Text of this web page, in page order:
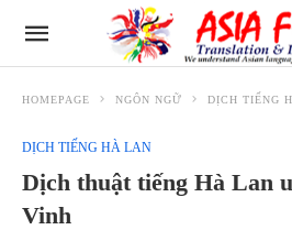
HOMEPAGE NGÔN NGỮ DỊCH TIẾNG
DỊCH TIẾNG HÀ LAN
Dịch thuật tiếng Hà Lan
Vinh